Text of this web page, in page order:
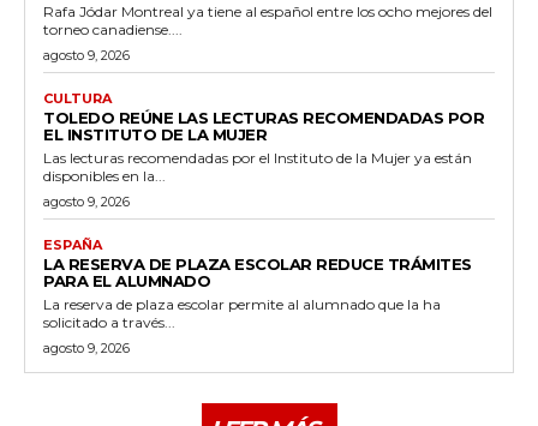
Rafa Jódar Montreal ya tiene al español entre los ocho mejores del
torneo canadiense....
agosto 9, 2026
CULTURA
TOLEDO REÚNE LAS LECTURAS RECOMENDADAS POR
EL INSTITUTO DE LA MUJER
Las lecturas recomendadas por el Instituto de la Mujer ya están
disponibles en la...
agosto 9, 2026
ESPAÑA
LA RESERVA DE PLAZA ESCOLAR REDUCE TRÁMITES
PARA EL ALUMNADO
La reserva de plaza escolar permite al alumnado que la ha
solicitado a través...
agosto 9, 2026